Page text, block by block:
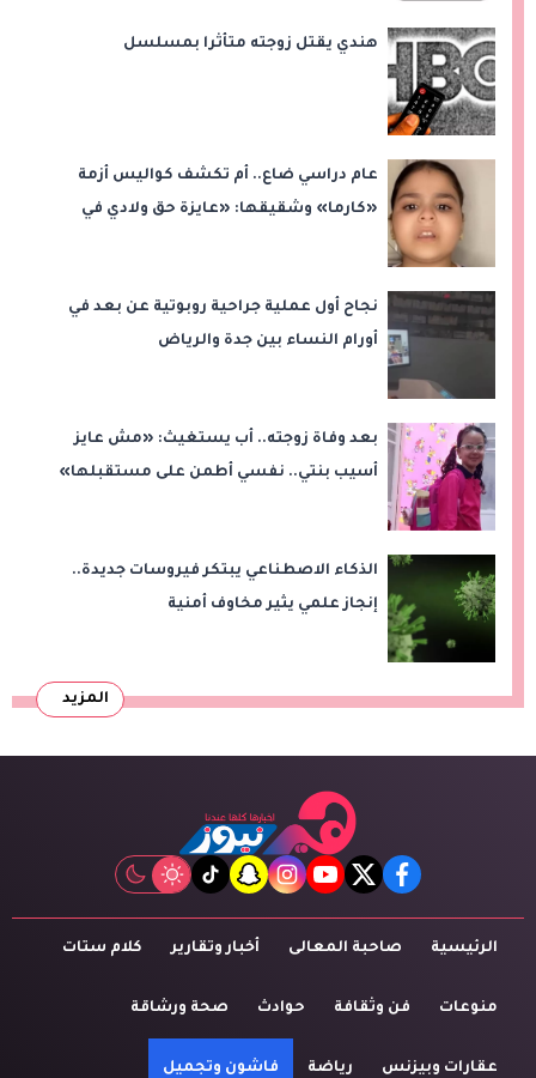
هندي يقتل زوجته متأثرا بمسلسل
عام دراسي ضاع.. أم تكشف كواليس أزمة
«كارما» وشقيقها: «عايزة حق ولادي في
نجاح أول عملية جراحية روبوتية عن بعد في
أورام النساء بين جدة والرياض
بعد وفاة زوجته.. أب يستغيث: «مش عايز
أسيب بنتي.. نفسي أطمن على مستقبلها»
الذكاء الاصطناعي يبتكر فيروسات جديدة..
إنجاز علمي يثير مخاوف أمنية
المزيد
facebook
twitter
youtube
instagram
snapchat
tiktok
الرئيسية صاحبة المعالى أخبار وتقارير كلام ستات
منوعات فن وثقافة حوادث صحة ورشاقة
عقارات وبيزنس رياضة فاشون وتجميل